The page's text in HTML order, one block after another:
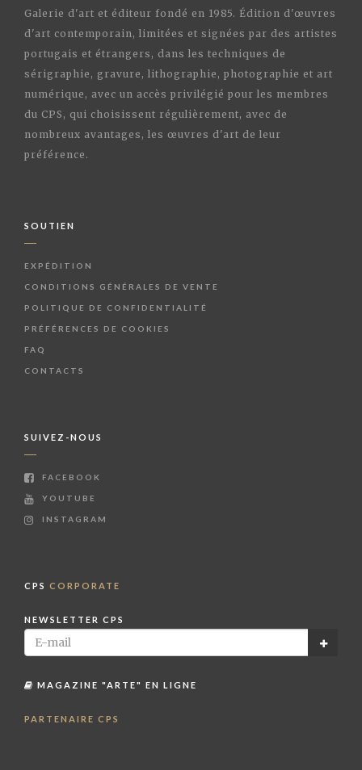
Galerie d'art et éditeur fondé en 1985. Édition d'œuvres
d'art contemporain, limitées et signées par des artistes
portugais et étrangers, dans les techniques de
sérigraphie, gravure, lithographie, photographie et art
numérique, avec un accès privilégié pour les membres
du CPS, qui choisissent régulièrement, avec de
nombreux avantages, les œuvres d'art de leur
préférence.
SOUTIEN
EXPÉDITION
CONDITIONS GÉNÉRALES DE VENTE
POLITIQUE DE CONFIDENTIALITÉ
PRÉFÉRENCES DE COOKIES
FAQ
CONTACTS
SUIVEZ-NOUS
FACEBOOK
YOUTUBE
INSTAGRAM
CPS CORPORATE
NEWSLETTER CPS
MAGAZINE "ARTE" EN LIGNE
PARTENAIRE CPS